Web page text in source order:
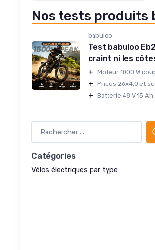
Nos tests produits
babuloo
Test babuloo
craint ni les
+ Moteur 1000 W
+ Pneus 26x4.0 et
+ Batterie 48 V 15
Catégories
Vélos électriques par type